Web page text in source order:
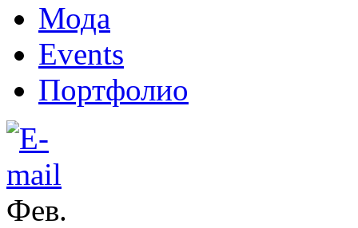
Мода
Events
Портфолио
Фев.